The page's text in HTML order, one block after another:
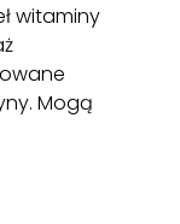
witaminy
Mogą